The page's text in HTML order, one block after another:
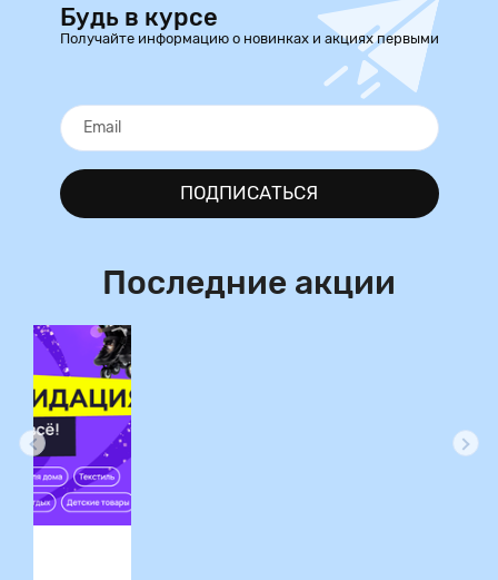
Будь в курсе
Получайте информацию о новинках и акциях первыми
ПОДПИСАТЬСЯ
Последние акции